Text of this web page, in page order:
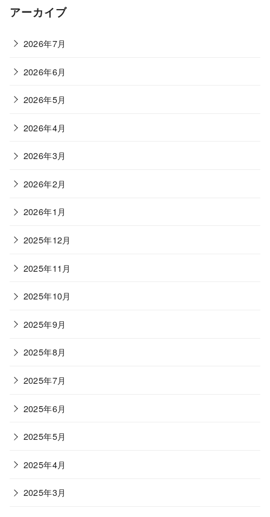
ゴ
ー
アーカイブ
2026年7月
2026年6月
2026年5月
2026年4月
2026年3月
2026年2月
2026年1月
2025年12月
2025年11月
2025年10月
2025年9月
2025年8月
2025年7月
2025年6月
2025年5月
2025年4月
2025年3月